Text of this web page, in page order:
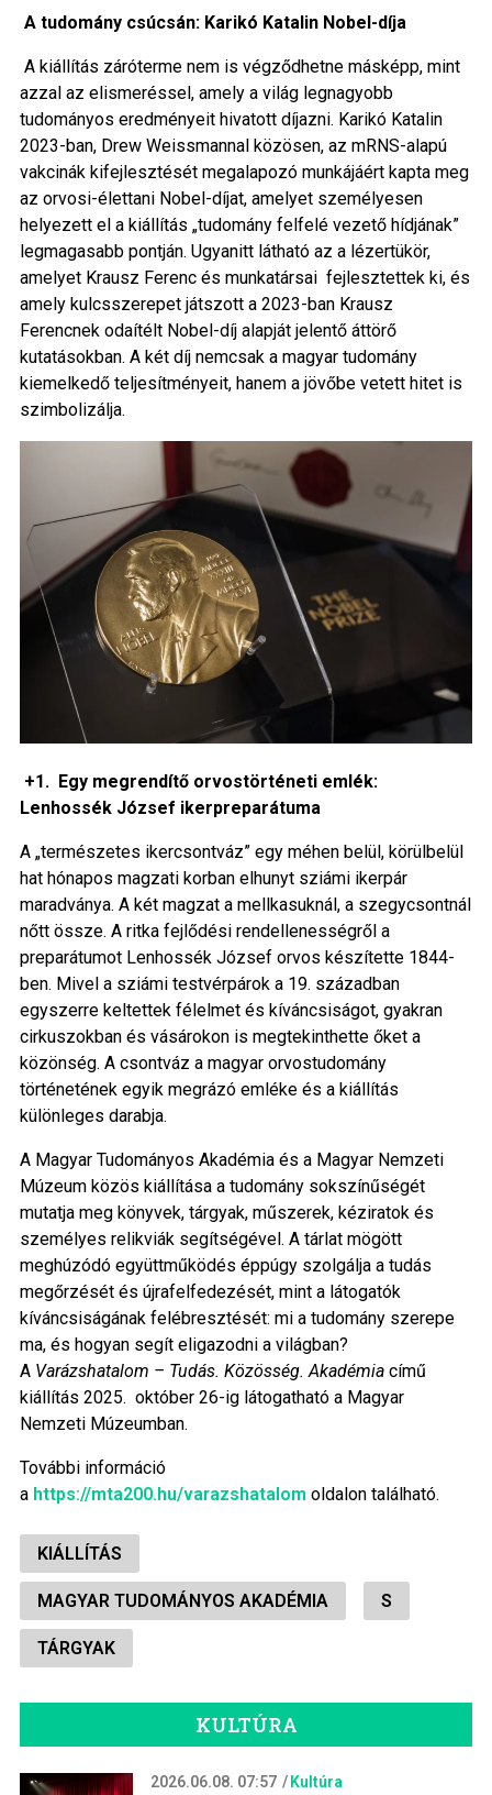
A tudomány csúcsán: Karikó Katalin Nobel-díja
A kiállítás záróterme nem is végződhetne másképp, mint
azzal az elismeréssel, amely a világ legnagyobb
tudományos eredményeit hivatott díjazni. Karikó Katalin
2023-ban, Drew Weissmannal közösen, az mRNS-alapú
vakcinák kifejlesztését megalapozó munkájáért kapta meg
az orvosi-élettani Nobel-díjat, amelyet személyesen
helyezett el a kiállítás „tudomány felfelé vezető hídjának”
legmagasabb pontján. Ugyanitt látható az a lézertükör,
amelyet Krausz Ferenc és munkatársai fejlesztettek ki, és
amely kulcsszerepet játszott a 2023-ban Krausz
Ferencnek odaítélt Nobel-díj alapját jelentő áttörő
kutatásokban. A két díj nemcsak a magyar tudomány
kiemelkedő teljesítményeit, hanem a jövőbe vetett hitet is
szimbolizálja.
+1. Egy megrendítő orvostörténeti emlék:
Lenhossék József ikerpreparátuma
A „természetes ikercsontváz” egy méhen belül, körülbelül
hat hónapos magzati korban elhunyt sziámi ikerpár
maradványa. A két magzat a mellkasuknál, a szegycsontnál
nőtt össze. A ritka fejlődési rendellenességről a
preparátumot Lenhossék József orvos készítette 1844-
ben. Mivel a sziámi testvérpárok a 19. században
egyszerre keltettek félelmet és kíváncsiságot, gyakran
cirkuszokban és vásárokon is megtekinthette őket a
közönség. A csontváz a magyar orvostudomány
történetének egyik megrázó emléke és a kiállítás
különleges darabja.
A Magyar Tudományos Akadémia és a Magyar Nemzeti
Múzeum közös kiállítása a tudomány sokszínűségét
mutatja meg könyvek, tárgyak, műszerek, kéziratok és
személyes relikviák segítségével. A tárlat mögött
meghúzódó együttműködés éppúgy szolgálja a tudás
megőrzését és újrafelfedezését, mint a látogatók
kíváncsiságának felébresztését: mi a tudomány szerepe
ma, és hogyan segít eligazodni a világban?
A Varázshatalom – Tudás. Közösség. Akadémiacímű
kiállítás 2025. október 26-ig látogatható a Magyar
Nemzeti Múzeumban.
További információ
a https://mta200.hu/varazshatalom oldalon található.
KIÁLLÍTÁS
MAGYAR TUDOMÁNYOS AKADÉMIA S
TÁRGYAK
KULTÚRA
2026.06.08. 07:57 Kultúra